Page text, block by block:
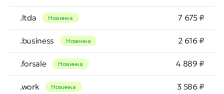
.ltda Новинка 7 675 ₽
.business Новинка 2 616 ₽
.forsale Новинка 4 889 ₽
.work Новинка 3 586 ₽